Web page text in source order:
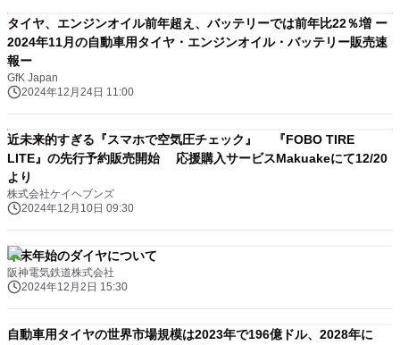
タイヤ、エンジンオイル前年超え、バッテリーでは前年比22％増 ー
2024年11月の自動車用タイヤ・エンジンオイル・バッテリー販売速
報ー
GfK Japan
2024年12月24日 11:00
近未来的すぎる『スマホで空気圧チェック』 『FOBO TIRE
LITE』の先行予約販売開始 応援購入サービスMakuakeにて12/20
より
株式会社ケイヘブンズ
2024年12月10日 09:30
年末年始のダイヤについて
阪神電気鉄道株式会社
2024年12月2日 15:30
自動車用タイヤの世界市場規模は2023年で196億ドル、2028年に